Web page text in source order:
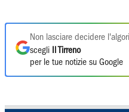
Non lasciare decidere
scegli
Il Tirreno
per le tue notizie su Google